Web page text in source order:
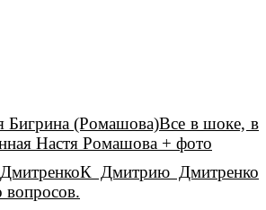
Все в шоке, в
Настя Ромашова + фото
К Дмитрию Дмитренко
вопросов.